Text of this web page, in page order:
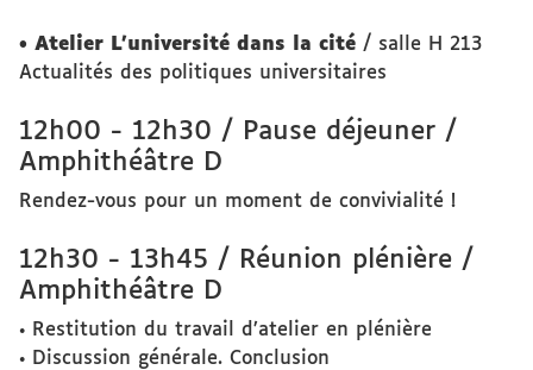
• Atelier L’université dans la cité / salle H 213
Actualités des politiques universitaires
12h00 - 12h30 / Pause déjeuner /
Amphithéâtre D
Rendez-vous pour un moment de convivialité !
12h30 - 13h45 / Réunion plénière /
Amphithéâtre D
• Restitution du travail d’atelier en plénière
• Discussion générale. Conclusion